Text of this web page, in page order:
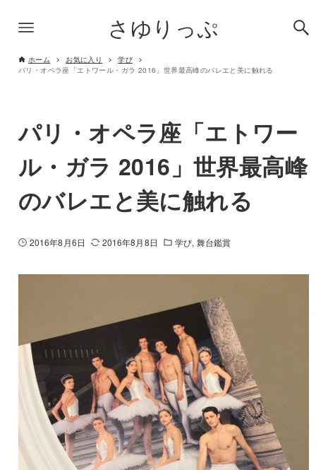
さゆりっぷ
ホーム お気に入り
学び
パリ・オペラ座「エトワール・ガラ 2016」世界最高峰のバレエと美に触れる
パリ・オペラ座「エトワー
ル・ガラ 2016」世界最高峰
のバレエと美に触れる
2016年8月6日 2016年8月8日 学び 舞台鑑賞